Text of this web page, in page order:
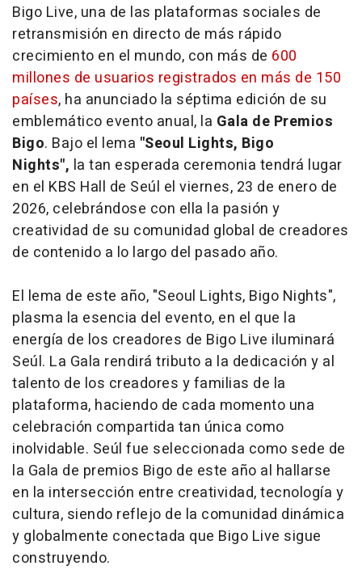
Bigo Live, una de las plataformas sociales de
retransmisión en directo de más rápido
crecimiento en el mundo, con más de 600
millones de usuarios registrados en más de 150
países, ha anunciado la séptima edición de su
emblemático evento anual, la Gala de Premios
Bigo. Bajo el lema "Seoul Lights, Bigo
Nights", la tan esperada ceremonia tendrá lugar
en el KBS Hall de Seúl el viernes, 23 de enero de
2026, celebrándose con ella la pasión y
creatividad de su comunidad global de creadores
de contenido a lo largo del pasado año.
El lema de este año, "Seoul Lights, Bigo Nights",
plasma la esencia del evento, en el que la
energía de los creadores de Bigo Live iluminará
Seúl. La Gala rendirá tributo a la dedicación y al
talento de los creadores y familias de la
plataforma, haciendo de cada momento una
celebración compartida tan única como
inolvidable. Seúl fue seleccionada como sede de
la Gala de premios Bigo de este año al hallarse
en la intersección entre creatividad, tecnología y
cultura, siendo reflejo de la comunidad dinámica
y globalmente conectada que Bigo Live sigue
construyendo.